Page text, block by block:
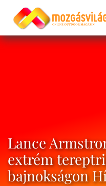
Lance
extrém
bajnokságon